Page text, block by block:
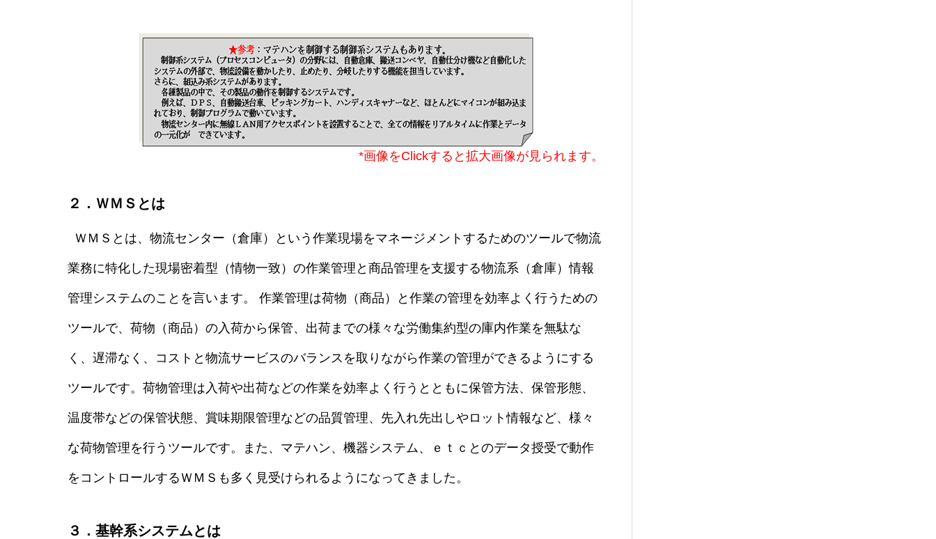
*画像をClickすると拡大画像が見られます。
２．ＷＭＳとは
ＷＭＳとは、物流センター（倉庫）という作業現場をマネージメントするためのツールで物流
業務に特化した現場密着型（情物一致）の作業管理と商品管理を支援する物流系（倉庫）情報
管理システムのことを言います。 作業管理は荷物（商品）と作業の管理を効率よく行うための
ツールで、荷物（商品）の入荷から保管、出荷までの様々な労働集約型の庫内作業を無駄な
く、遅滞なく、コストと物流サービスのバランスを取りながら作業の管理ができるようにする
ツールです。荷物管理は入荷や出荷などの作業を効率よく行うとともに保管方法、保管形態、
温度帯などの保管状態、賞味期限管理などの品質管理、先入れ先出しやロット情報など、様々
な荷物管理を行うツールです。また、マテハン、機器システム、ｅｔｃとのデータ授受で動作
をコントロールするＷＭＳも多く見受けられるようになってきました。
３．基幹系システムとは